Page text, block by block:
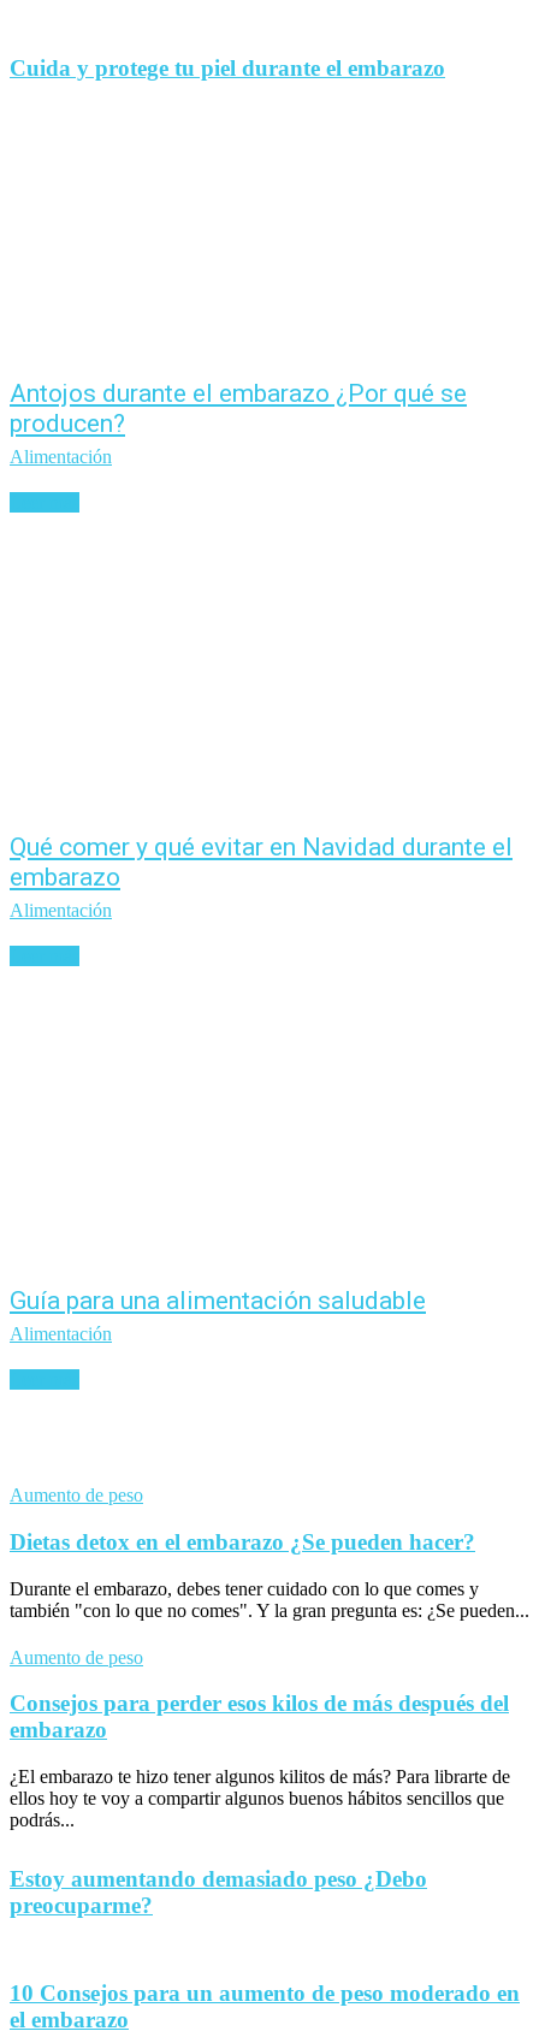
Cuida y protege tu piel durante el embarazo
Antojos durante el embarazo ¿Por qué se
producen?
Alimentación
Qué comer y qué evitar en Navidad durante el
embarazo
Alimentación
Guía para una alimentación saludable
Alimentación
Aumento de peso
Dietas detox en el embarazo ¿Se pueden hacer?
Durante el embarazo, debes tener cuidado con lo que comes y
también "con lo que no comes". Y la gran pregunta es: ¿Se pueden...
Aumento de peso
Consejos para perder esos kilos de más después del
embarazo
¿El embarazo te hizo tener algunos kilitos de más? Para librarte de
ellos hoy te voy a compartir algunos buenos hábitos sencillos que
podrás...
Estoy aumentando demasiado peso ¿Debo
preocuparme?
10 Consejos para un aumento de peso moderado en
el embarazo